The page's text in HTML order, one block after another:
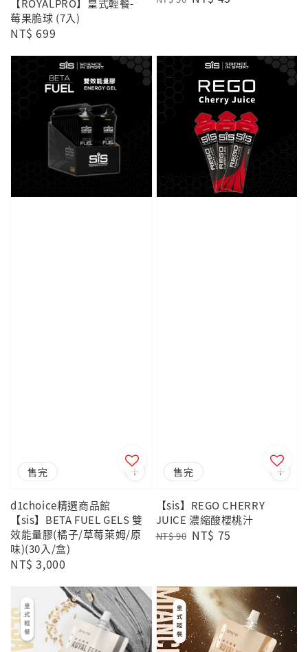
【ROYALPRO】皇式輕餐-
莓果脆球 (7入)
Regular
NT$ 699
售完
d1choice精選商品館
【sis】BETA FUEL GELS 雙
效能量膠(橘子/草莓萊姆/原
味)(30入/盒)
Regular
NT$ 3,000
優惠
售完
【sis】REGO CHERRY
JUICE 濃縮酸櫻桃汁
Regular
NT$ 90 Sale
NT$ 75